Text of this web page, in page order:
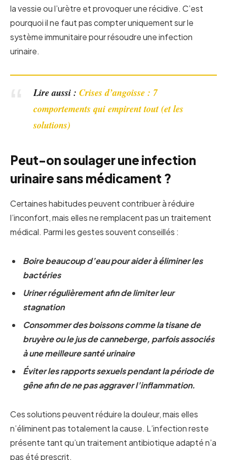
la vessie ou l’urètre et provoquer une récidive. C’est
pourquoi il ne faut pas compter uniquement sur le
système immunitaire pour résoudre une infection
urinaire.
Lire aussi :Crises d’angoisse : 7
comportements qui empirent tout (et les
solutions)
Peut-on soulager une infection
urinaire sans médicament ?
Certaines habitudes peuvent contribuer à réduire
l’inconfort, mais elles ne remplacent pas un traitement
médical. Parmi les gestes souvent conseillés :
Boire beaucoup d’eau pour aider à éliminer les
bactéries
Uriner régulièrement afin de limiter leur
stagnation
Consommer des boissons comme la tisane de
bruyère ou le jus de canneberge, parfois associés
à une meilleure santé urinaire
Éviter les rapports sexuels pendant la période de
gêne afin de ne pas aggraver l’inflammation.
Ces solutions peuvent réduire la douleur, mais elles
n’éliminent pas totalement la cause. L’infection reste
présente tant qu’un traitement antibiotique adapté n’a
pas été prescrit.